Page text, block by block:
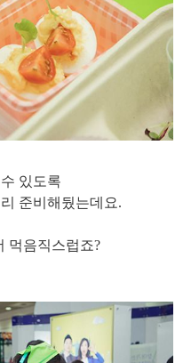
있도록
준비해뒀는데요.
먹음직스럽죠?